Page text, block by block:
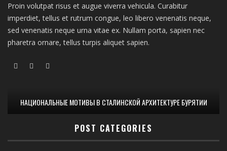
Proin volutpat risus et augue viverra vehicula. Curabitur
imperdiet, tellus et rutrum congue, leo libero venenatis neque,
sed venenatis neque urna vitae ex. Nullam porta, sapien nec
pharetra ornare, tellus turpis aliquet sapien.
НАЦИОНАЛЬНЫЕ МОТИВЫ В СТАЛИНСКОЙ АРХИТЕКТУРЕ БУРЯТИИ
POST CATEGORIES